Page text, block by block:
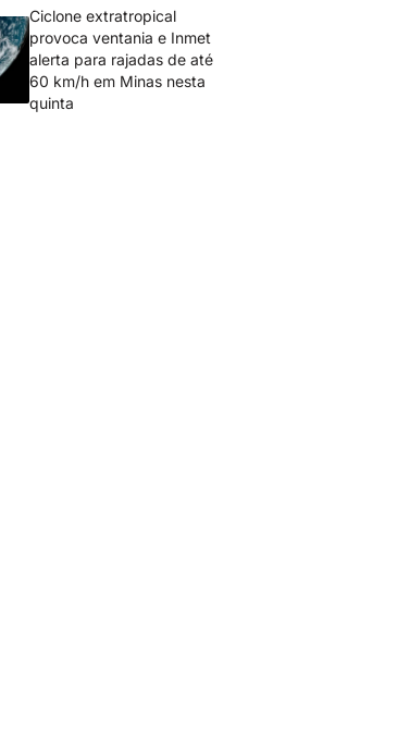
Ciclone extratropical
provoca ventania e Inmet
alerta para rajadas de até
60 km/h em Minas nesta
quinta